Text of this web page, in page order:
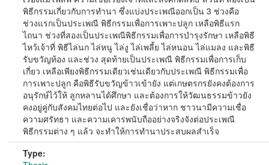
พิธีกรรมเกี่ยวกับการทํานา ซึ่งแบ่งประเพณีออกเป็น 3 ช่วงคือ
ช่วงแรกเป็นประเพณี พิธีกรรมเพื่อการเพาะปลูก เหลือพิธีแรก
ไถนา ช่วงที่สองเป็นประเพณีพิธีกรรมเพื่อการบํารุงรักษา เหลือพิธี
ไหว้เจ้าที่ พิธีไล่นก ไล่หนู ไล่งู ไล่เพลี้ย ไล่หนอน ไล่แมลง และพิธี
รับขวัญท้อง และช่วง สุดท้ายเป็นประเพณี พิธีกรรมเพื่อการเก็บ
เกี่ยว เหลือเพียงพิธีกรรมเดียวเช่นเดียวกับประเพณี พิธีกรรมเพื่อ
การเพาะปลูก คือพิธีรับขวัญข้าวเข้ายัง แต่เกษตรกรยังคงต้องการ
อนุรักษ์ไว้ให้ ลูกหลานได้ศึกษา และต้องการให้วัฒนธรรมข้าวยัง
คงอยู่คู่กับสังคมไทยต่อไป และยังเชื่อว่าหาก ชาวนามีความเชื่อ
ความศรัทธา และความเคารพนับถืออย่างจริงจังต่อประเพณี
พิธีกรรมต่าง ๆ แล้ว จะทําให้การทํานาประสบผลสําเร็จ
Type: